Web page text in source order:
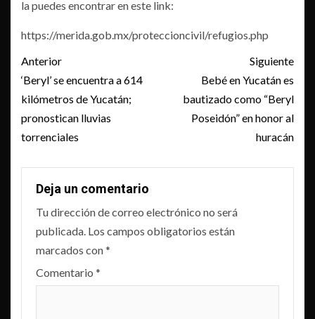
la puedes encontrar en este link:
https://merida.gob.mx/proteccioncivil/refugios.php
Post
navigation
Anterior
‘Beryl’ se encuentra a 614
kilómetros de Yucatán;
pronostican lluvias
torrenciales
Siguiente
Bebé en Yucatán es
bautizado como “Beryl
Poseidón” en honor al
huracán
Deja un comentario
Tu dirección de correo electrónico no será
publicada. Los campos obligatorios están
marcados con*
Comentario *